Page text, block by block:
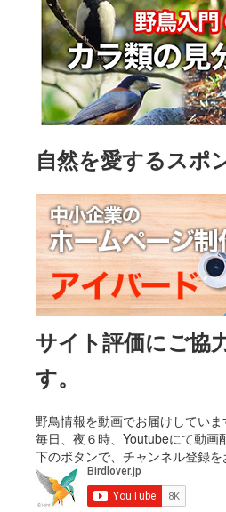
自然を愛するスポ
サイト評価にご協
す。
野鳥情報を動画でお届けしていま
毎日、夜６時、Youtubeにて動画
下のボタンで、チャンネル登録を